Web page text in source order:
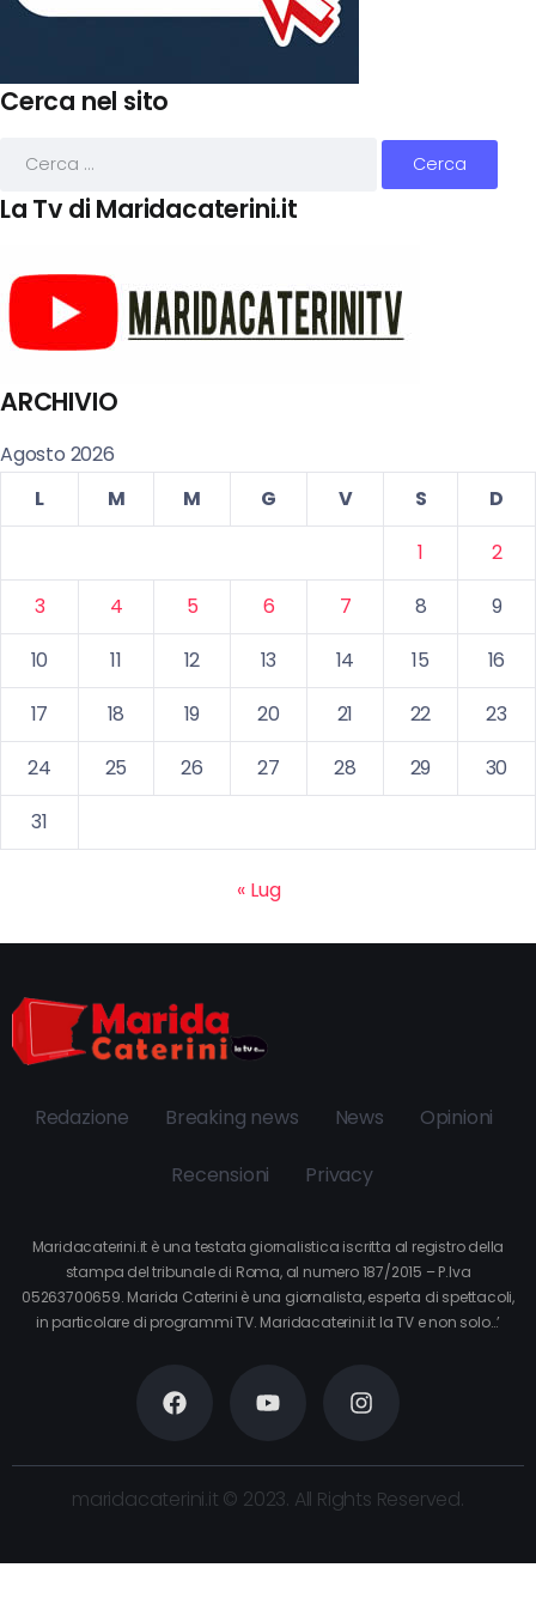
Cerca nel sito
La Tv di Maridacaterini.it
ARCHIVIO
Agosto 2026
L
M M G V S
D
1
2
3
4 5 6 7 8
9
10
11 12 13 14 15
16
17
18 19 20 21 22
23
24
25 26 27 28 29
30
31
« Lug
Redazione Breaking news News Opinioni
Recensioni Privacy
Maridacaterini.it è una testata giornalistica iscritta al registro della
stampa del tribunale di Roma, al numero 187/2015 – P.Iva
05263700659. Marida Caterini è una giornalista, esperta di spettacoli,
in particolare di programmi TV. Maridacaterini.it la TV e non solo…’
maridacaterini.it © 2023. All Rights Reserved.